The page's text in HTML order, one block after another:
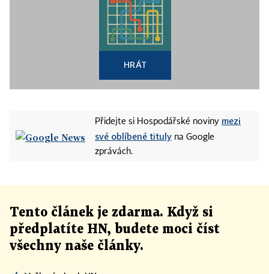
HRÁT
Přidejte si Hospodářské noviny mezi
své oblíbené tituly na Google
zprávách.
Tento článek je zdarma. Když si
předplatíte HN, budete moci číst
všechny naše články.